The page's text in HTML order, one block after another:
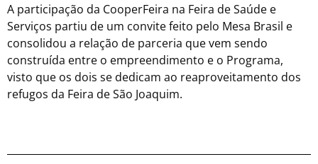
A participação da CooperFeira na Feira de Saúde e
Serviços partiu de um convite feito pelo Mesa Brasil e
consolidou a relação de parceria que vem sendo
construída entre o empreendimento e o Programa,
visto que os dois se dedicam ao reaproveitamento dos
refugos da Feira de São Joaquim.